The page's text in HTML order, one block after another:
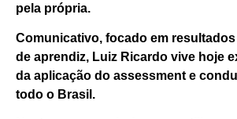
pela própria.
Comunicativo, focado em
de aprendiz, Luiz Ricardo vive hoje
da aplicação do assessment e
todo o Brasil.